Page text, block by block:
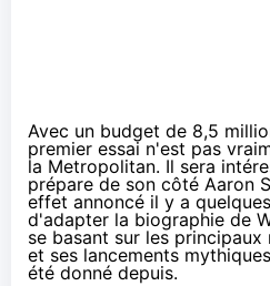
Avec un budget de 8,5
premier essai n'est pas
la Metropolitan. Il sera
prépare de son côté Aaron
effet annoncé il y a
d'adapter la biographie de
se basant sur les
et ses lancements
été donné depuis.